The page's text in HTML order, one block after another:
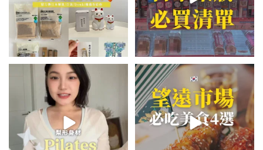
💭留言「美背」傳🔗給你！
🏷️#吉推韓國 🇰🇷
...
49 20
\🇰🇷韓國望遠市場4家必吃美食
😋/
💭留言「望遠市場」傳地址給你
355 61